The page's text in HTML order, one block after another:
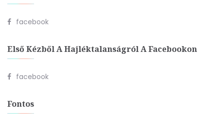
facebook
Első Kézből A Hajléktalanságról A Facebookon
facebook
Fontos